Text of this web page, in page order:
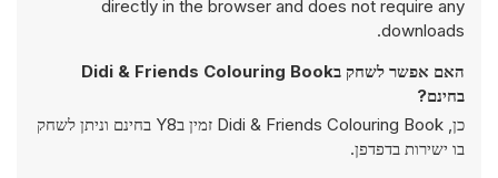
directly in the browser and does not require any
downloads.
האם אפשר לשחק בDidi & Friends Colouring Book
בחינם?
כן, Didi & Friends Colouring Book זמין בY8 בחינם וניתן לשחק
בו ישירות בדפדפן.